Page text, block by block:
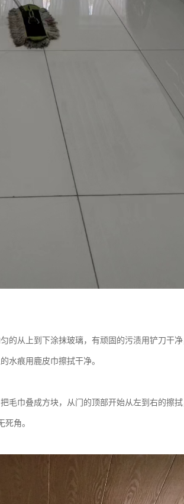
的从上到下涂抹玻璃，有顽固的污渍用铲刀干
水痕用鹿皮巾擦拭干净。
巾叠成方块，从门的顶部开始从左到右的擦拭
角。